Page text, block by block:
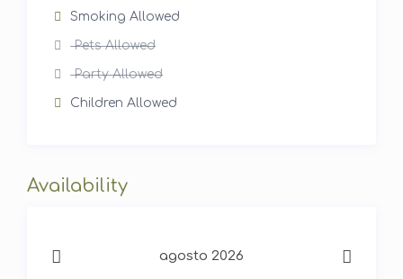
Smoking Allowed
Pets Allowed
Party Allowed
Children Allowed
Availability
agosto 2026